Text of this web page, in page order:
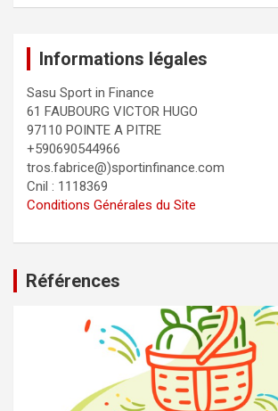
Informations légales
Sasu Sport in Finance
61 FAUBOURG VICTOR HUGO
97110 POINTE A PITRE
+590690544966
tros.fabrice@)sportinfinance.com
Cnil : 1118369
Conditions Générales du Site
Références